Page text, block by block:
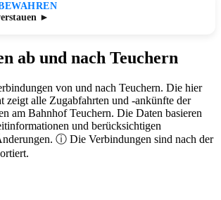
►
ab und nach Teuchern
von und nach Teuchern. Die hier
zeigt alle Zugabfahrten und -ankünfte der
am Bahnhof Teuchern. Die Daten basieren
und berücksichtigen
ⓘ Die Verbindungen sind nach der